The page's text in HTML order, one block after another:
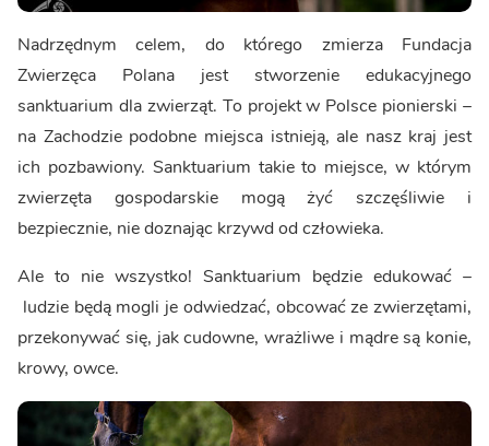
Nadrzędnym celem, do którego zmierza Fundacja
Zwierzęca Polana jest stworzenie edukacyjnego
sanktuarium dla zwierząt. To projekt w Polsce pionierski –
na Zachodzie podobne miejsca istnieją, ale nasz kraj jest
ich pozbawiony. Sanktuarium takie to miejsce, w którym
zwierzęta gospodarskie mogą żyć szczęśliwie i
bezpiecznie, nie doznając krzywd od człowieka.
Ale to nie wszystko! Sanktuarium będzie edukować –
ludzie będą mogli je odwiedzać, obcować ze zwierzętami,
przekonywać się, jak cudowne, wrażliwe i mądre są konie,
krowy, owce.